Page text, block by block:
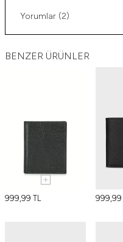
Yorumlar (2)
BENZER ÜRÜNLER
999,99 TL 999,99